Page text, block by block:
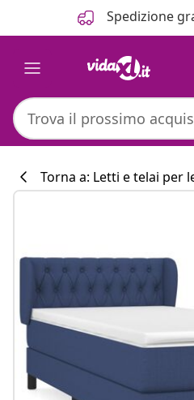
Spedizione
Torna a: Letti e telai per